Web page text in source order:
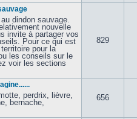
dindon sauvage.
nouvelle
invite à partager vos
Pour ce qui est
pour la
les conseils sur le
voir les sections
829
perdrix, lièvre,
bernache,
656